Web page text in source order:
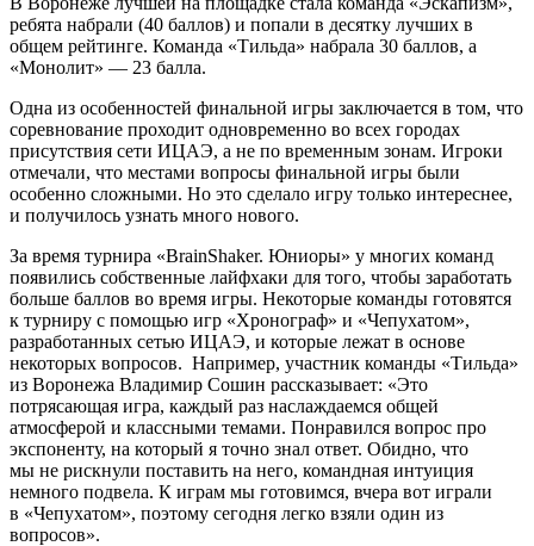
ребята набрали (40 баллов) и попали в десятку лучших в
общем рейтинге. Команда «Тильда» набрала 30 баллов, а
«Монолит» — 23 балла.
Одна из особенностей финальной игры заключается в том, что
соревнование проходит одновременно во всех городах
присутствия сети ИЦАЭ, а не по временным зонам. Игроки
отмечали, что местами вопросы финальной игры были
особенно сложными. Но это сделало игру только интереснее,
и получилось узнать много нового.
За время турнира «BrainShaker. Юниоры» у многих команд
появились собственные лайфхаки для того, чтобы заработать
больше баллов во время игры. Некоторые команды готовятся
к турниру с помощью игр «Хронограф» и «Чепухатом»,
разработанных сетью ИЦАЭ, и которые лежат в основе
некоторых вопросов. Например, участник команды «Тильда»
из Воронежа Владимир Сошин рассказывает: «Это
потрясающая игра, каждый раз наслаждаемся общей
атмосферой и классными темами. Понравился вопрос про
экспоненту, на который я точно знал ответ. Обидно, что
мы не рискнули поставить на него, командная интуиция
немного подвела. К играм мы готовимся, вчера вот играли
в «Чепухатом», поэтому сегодня легко взяли один из
вопросов».